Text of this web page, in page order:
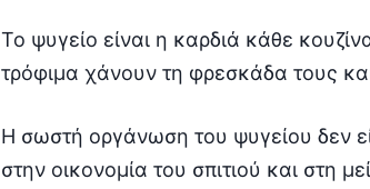
Το ψυγείο είναι η καρδιά κάθε
τρόφιμα χάνουν τη φρεσκάδα τους
Η σωστή οργάνωση του ψυγείου δεν
στην οικονομία του σπιτιού και στη